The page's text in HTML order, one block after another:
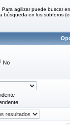
agilizar puede buscar en
búsqueda en los subforos
No